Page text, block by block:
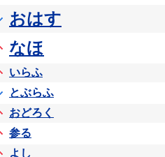
おはす
なほ
いらふ
とぶらふ
おどろく
参る
よし